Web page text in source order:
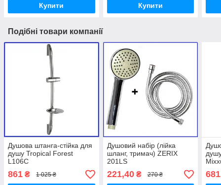
Купити Купити
Подібні товари компанії
Душова штанга-стійка для
душу Tropical Forest
L106C
861 ₴ 1 025 ₴
Душовий набір (лійка
шланг, тримач) ZERIX
201LS
221,40₴ 270 ₴ 681